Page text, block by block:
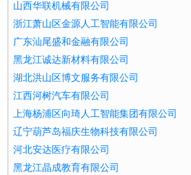
山西华联机械有限公司
浙江萧山区金源人工智能有限公司
广东汕尾盛和金融有限公司
黑龙江诚达新材料有限公司
湖北洪山区博文服务有限公司
江西河树汽车有限公司
上海杨浦区向琦人工智能集团有限公司
辽宁葫芦岛福庆生物科技有限公司
河北安达医疗有限公司
黑龙江晶成教育有限公司